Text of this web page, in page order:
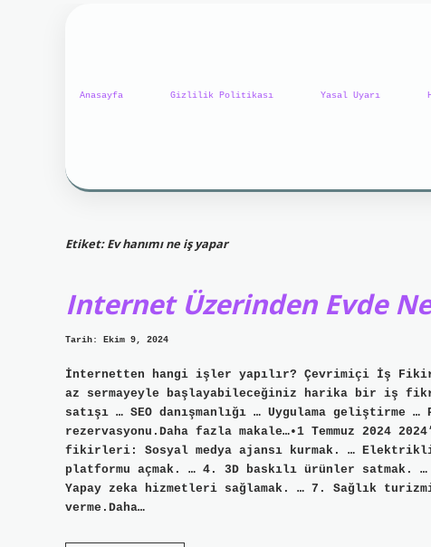
Anasayfa Gizlilik Politikası Yasal Uyarı
Etiket:Ev hanımı ne iş yapar
Internet Üzerinden Evde
Tarih: Ekim 9, 2024
İnternetten hangi işler yapılır? Çevrimiçi İş
az sermayeyle başlayabileceğiniz harika bir iş
satışı … SEO danışmanlığı … Uygulama geliştirme …
rezervasyonu.Daha fazla makale…•1 Temmuz 2024
fikirleri: Sosyal medya ajansı kurmak. …
platformu açmak. … 4. 3D baskılı ürünler satmak.
Yapay zeka hizmetleri sağlamak. … 7. Sağlık
verme.Daha…